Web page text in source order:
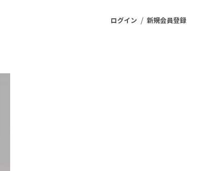
ログイン / 新規会員登録